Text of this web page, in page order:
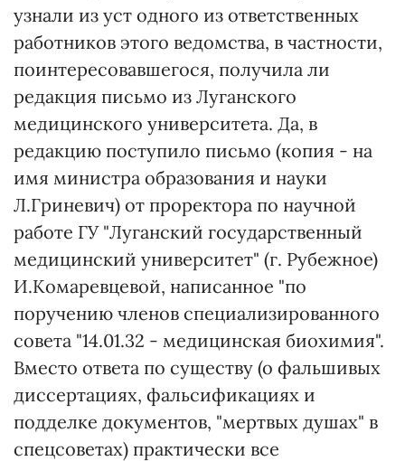
узнали из уст одного из ответственных
работников этого ведомства, в частности,
поинтересовавшегося, получила ли
редакция письмо из Луганского
медицинского университета. Да, в
редакцию поступило письмо (копия - на
имя министра образования и науки
Л.Гриневич) от проректора по научной
работе ГУ "Луганский государственный
медицинский университет" (г. Рубежное)
И.Комаревцевой, написанное "по
поручению членов специализированного
совета "14.01.32 - медицинская биохимия".
Вместо ответа по существу (о фальшивых
диссертациях, фальсификациях и
подделке документов, "мертвых душах" в
спецсоветах) практически все